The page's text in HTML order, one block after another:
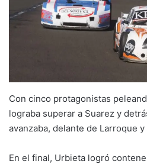
Con cinco protagonistas
lograba superar a Suarez y
avanzaba, delante de Larroque
En el final, Urbieta logró